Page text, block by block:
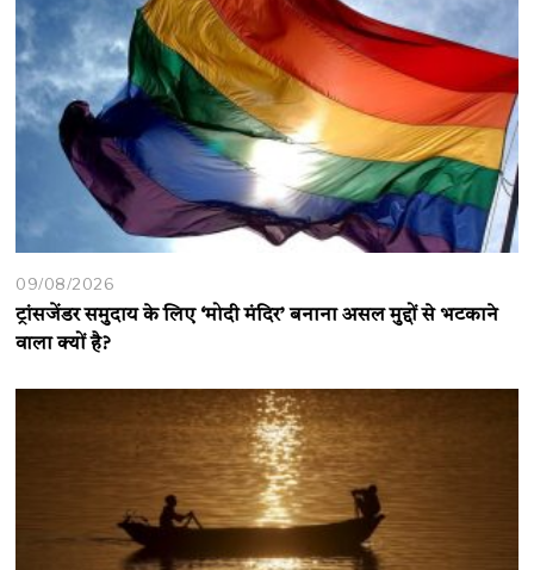
09/08/2026
ट्रांसजेंडर समुदाय के लिए ‘मोदी मंदिर’ बनाना असल मुद्दों से भटकाने
वाला क्यों है?